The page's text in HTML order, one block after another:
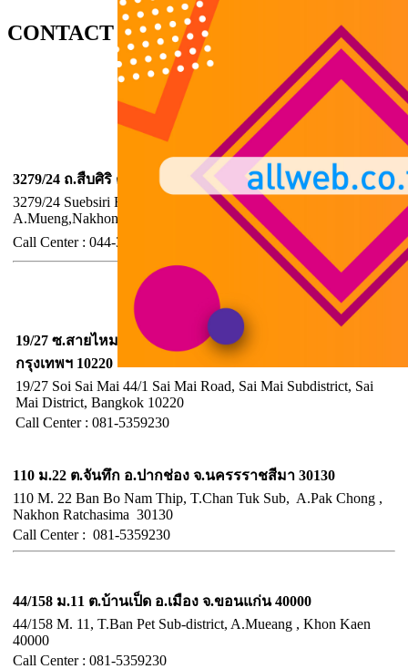
CONTACT US
บริษัท ออลล์เว็บ เทคโนโลยี่ จำกัด
Allweb technology Company Limited
3279/24 ถ.สืบศิริ ต.ในเมือง อ.เมือง จ.นครราชสีมา 30000
3279/24 Suebsiri Rd., T.Nimueng,
A.Mueng,NakhonRatchasima,Thailand 30000
Call Center : 044-353-569, มือถือ 099-2863635
ฝ่ายขายและศูนย์ประสาน
19/27 ซ.สายไหม44/1 ถ.สายไหม แขวงสายไหม เขตสายไหม
กรุงเทพฯ 10220
19/27 Soi Sai Mai 44/1 Sai Mai Road, Sai Mai Subdistrict, Sai
Mai District, Bangkok 10220
Call Center : 081-5359230
110 ม.22 ต.จันทึก อ.ปากช่อง จ.นครรราชสีมา 30130
110 M. 22 Ban Bo Nam Thip, T.Chan Tuk Sub, A.Pak Chong ,
Nakhon Ratchasima 30130
Call Center : 081-5359230
44/158 ม.11 ต.บ้านเป็ด อ.เมือง จ.ขอนแก่น 40000
44/158 M. 11, T.Ban Pet Sub-district, A.Mueang , Khon Kaen
40000
Call Center : 081-5359230